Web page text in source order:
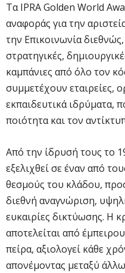
Τα IPRA Golden World
αναφοράς για την
την Επικοινωνία
στρατηγικές,
καμπάνιες από όλο τον
συμμετέχουν εταιρείες,
εκπαιδευτικά ιδρύματα,
ποιότητα και τον
Από την ίδρυσή τους το
εξελιχθεί σε έναν από
θεσμούς του κλάδου,
διεθνή αναγνώριση,
ευκαιρίες δικτύωσης. Η
αποτελείται από
πείρα, αξιολογεί κάθε
απονέμοντας μεταξύ